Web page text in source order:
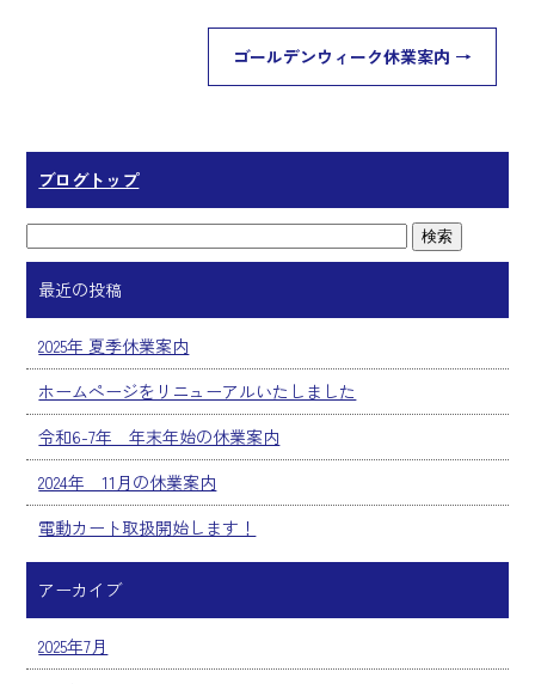
ゴールデンウィーク休業案内 →
ブログトップ
最近の投稿
2025年 夏季休業案内
ホームページをリニューアルいたしました
令和6-7年 年末年始の休業案内
2024年 11月の休業案内
電動カート取扱開始します！
アーカイブ
2025年7月